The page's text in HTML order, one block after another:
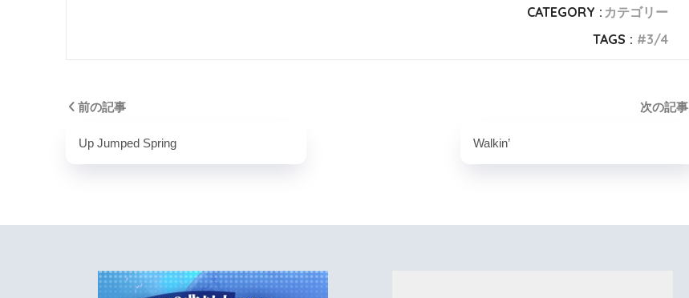
CATEGORY : カテゴリー
TAGS :
3/4
前の記事
Up Jumped Spring
次の記事
Walkin’